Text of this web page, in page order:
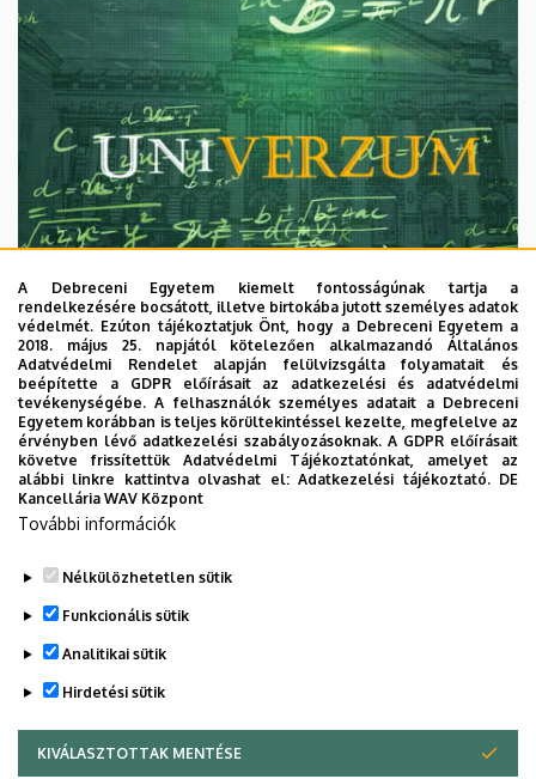
2026. augusztus 7.
Univerzum: A Debreceni Egyetem
titkos receptjei
KUTATÁS TUDOMÁNY
A Debreceni Egyetem kiemelt fontosságúnak tartja a
rendelkezésére bocsátott, illetve birtokába jutott személyes adatok
védelmét. Ezúton tájékoztatjuk Önt, hogy a Debreceni Egyetem a
2018. május 25. napjától kötelezően alkalmazandó Általános
Adatvédelmi Rendelet alapján felülvizsgálta folyamatait és
beépítette a GDPR előírásait az adatkezelési és adatvédelmi
tevékenységébe. A felhasználók személyes adatait a Debreceni
Egyetem korábban is teljes körültekintéssel kezelte, megfelelve az
érvényben lévő adatkezelési szabályozásoknak. A GDPR előírásait
követve frissítettük Adatvédelmi Tájékoztatónkat, amelyet az
alábbi linkre kattintva olvashat el:Adatkezelési tájékoztató. DE
Kancellária WAV Központ
További információk
Nélkülözhetetlen sütik
Funkcionális sütik
Analitikai sütik
Hirdetési sütik
KIVÁLASZTOTTAK MENTÉSE
WITHDRAW CONSENT